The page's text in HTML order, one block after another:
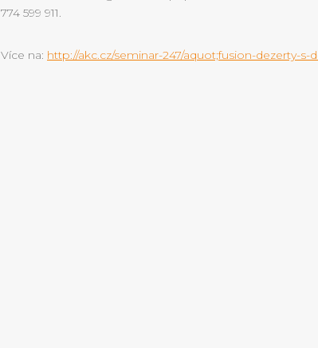
774 599 911.
Více na: http://akc.cz/seminar-247/aquot;fusion-dezerty-